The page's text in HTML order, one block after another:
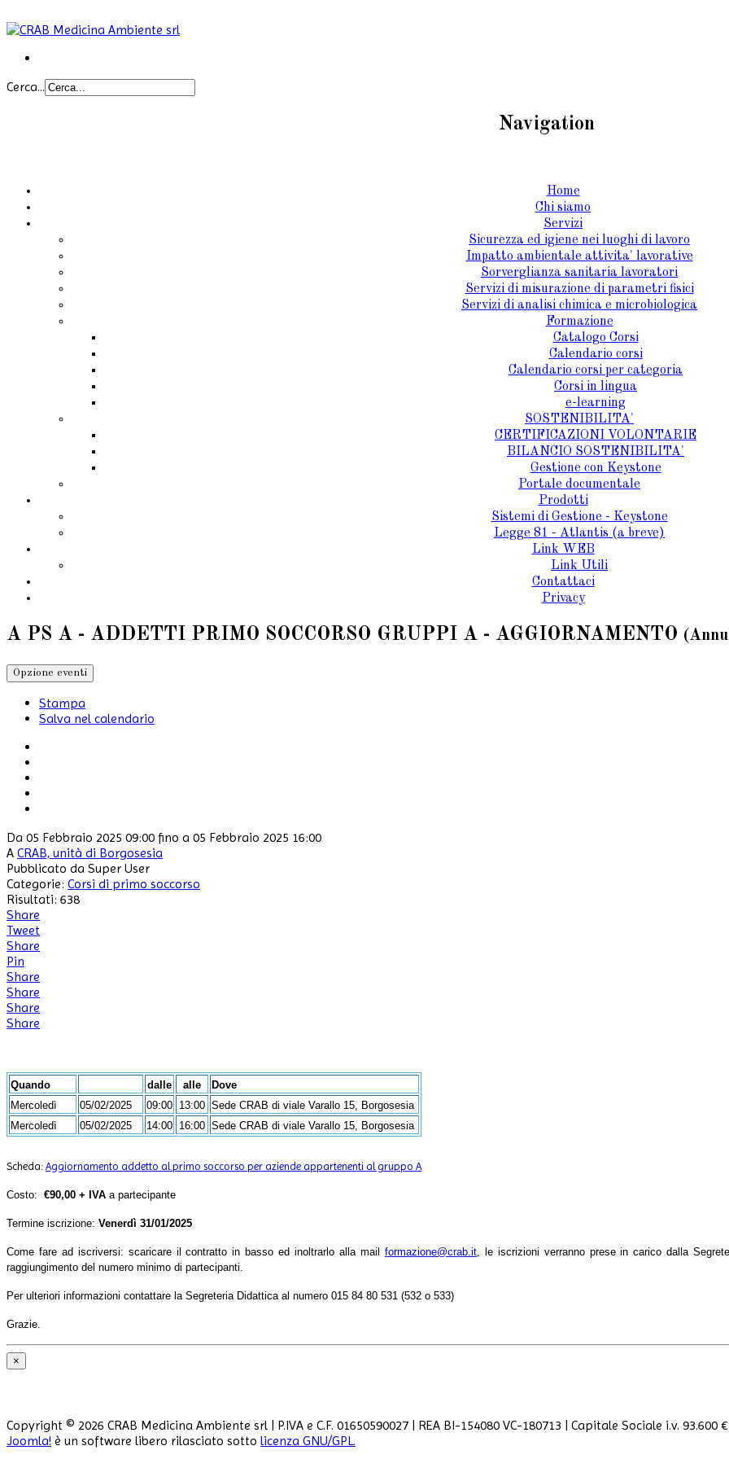
Cerca...
Navigation
Home
Chi siamo
Servizi
Sicurezza ed igiene nei luoghi di lavoro
Impatto ambientale attivita' lavorative
Sorverglianza sanitaria lavoratori
Servizi di misurazione di parametri fisici
Servizi di analisi chimica e microbiologica
Formazione
Catalogo Corsi
Calendario corsi
Calendario corsi per categoria
Corsi in lingua
e-learning
SOSTENIBILITA'
CERTIFICAZIONI VOLONTARIE
BILANCIO SOSTENIBILITA'
Gestione con Keystone
Portale documentale
Prodotti
Sistemi di Gestione - Keystone
Legge 81 - Atlantis (a breve)
Link WEB
Link Utili
Contattaci
Privacy
A PS A - ADDETTI PRIMO SOCCORSO GRUPPI A - AGGIORNAMENTO
Opzione eventi
Stampa
Salva nel calendario
Da 05 Febbraio 2025 09:00 fino a 05 Febbraio 2025 16:00
A CRAB, unità di Borgosesia
Pubblicato da Super User
Categorie: Corsi di primo soccorso
Risultati: 638
Share
Tweet
Share
Pin
Share
Share
Share
Share
Quando dalle alle
Dove
Mercoledì
05/02/2025 09:00 13:00 Sede CRAB di viale Varallo 15, Borgosesia
Mercoledì
05/02/2025 14:00 16:00 Sede CRAB di viale Varallo 15, Borgosesia
Scheda: Aggiornamento addetto al primo soccorso per aziende appartenenti al gruppo A
Costo: €90,00 + IVA a partecipante
Termine iscrizione: Venerdì 31/01/2025
Come fare ad iscriversi: scaricare il contratto in basso ed inoltrarlo alla mail formazione@crab.it, le iscrizioni verranno prese in carico dalla
raggiungimento del numero minimo di partecipanti.
Per ulteriori informazioni contattare la Segreteria Didattica al numero 015 84 80 531 (532 o 533)
Grazie.
×
Copyright © 2026 CRAB Medicina Ambiente srl | P.IVA e C.F. 01650590027 | REA BI-154080 VC-180713 | Capitale Sociale i.v.
Joomla! è un software libero rilasciato sotto licenza GNU/GPL.